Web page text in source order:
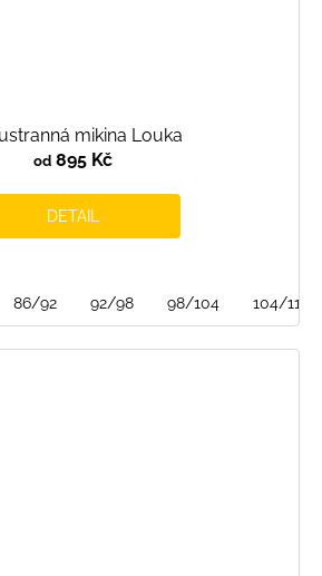
mikina Louka
od895 Kč
DETAIL
86/92 92/98 98/104 104/110